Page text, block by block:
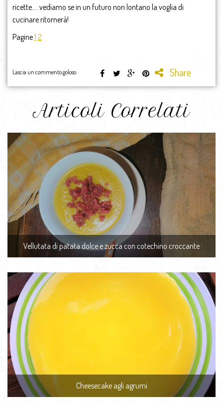
ricette…..vediamo se in un futuro non lontano la voglia di
cucinare ritornerà!
Pagine1 2
Lascia un commento goloso Share
Articoli Correlati
Vellutata di patata dolce e zucca con cotechino croccante
Cheesecake agli agrumi